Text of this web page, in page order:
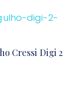
Cressi Digi 2